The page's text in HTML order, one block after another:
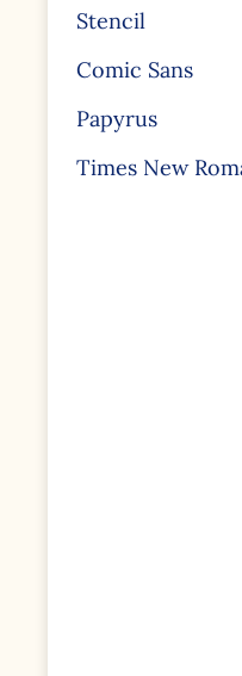
Stencil
Comic Sans
Papyrus
Times New